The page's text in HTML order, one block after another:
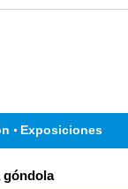
Exposiciones
góndola